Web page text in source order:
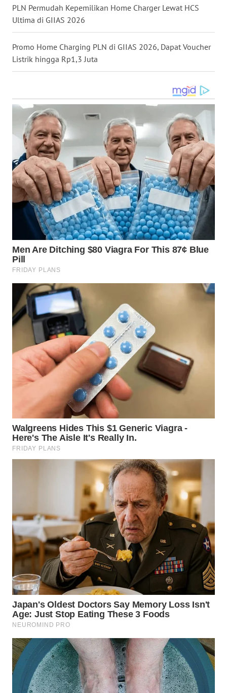
PLN Permudah Kepemilikan Home Charger Lewat HCS
Ultima di GIIAS 2026
Promo Home Charging PLN di GIIAS 2026, Dapat Voucher
Listrik hingga Rp1,3 Juta
WN
KARO
WN
SIMALUNGUN
WN
LABUHANBATU
WN
TAPANULI
TENGAH
WN DELI
SERDANG
WN
TEBING
TINGGI
WN
WN
KARAWANG
WN
BEKASI
WN
WN
DEPOK
WN
SAMOSIR
WN
PADANG
LAWAS
WN
SUMEDANG
WN
CIANJUR
WN
KEPULAUAN
SERIBU